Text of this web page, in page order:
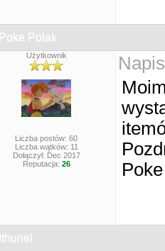
Poke Polak
Użytkownik
Liczba postów: 60
Liczba wątków: 11
Dołączył: Dec 2017
Reputacja: 26
Ithuriel